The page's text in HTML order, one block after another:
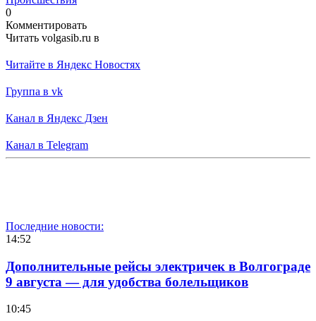
0
Комментировать
Читать volgasib.ru в
Читайте в Яндекс Новостях
Группа в vk
Канал в Яндекс Дзен
Канал в Telegram
Последние новости:
14:52
Дополнительные рейсы электричек в Волгограде
9 августа — для удобства болельщиков
10:45